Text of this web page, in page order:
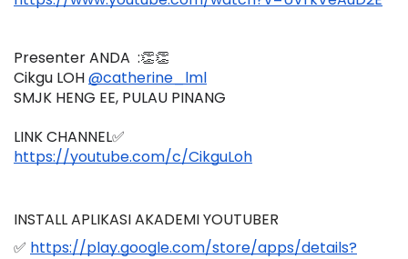
Presenter ANDA  :👏👏
Cikgu LOH @catherine_lml
SMJK HENG EE, PULAU PINANG
LINK CHANNEL✅
https://youtube.com/c/CikguLoh
INSTALL APLIKASI AKADEMI YOUTUBER
✅ https://play.google.com/store/apps/details?